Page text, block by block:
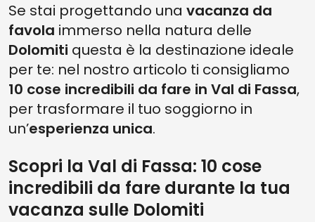
Se stai progettando una vacanza da
favola immerso nella natura delle
Dolomiti questa è la destinazione ideale
per te: nel nostro articolo ti consigliamo
10 cose incredibili da fare in Val di Fassa,
per trasformare il tuo soggiorno in
un’esperienza unica.
Scopri la Val di Fassa: 10 cose
incredibili da fare durante la tua
vacanza sulle Dolomiti